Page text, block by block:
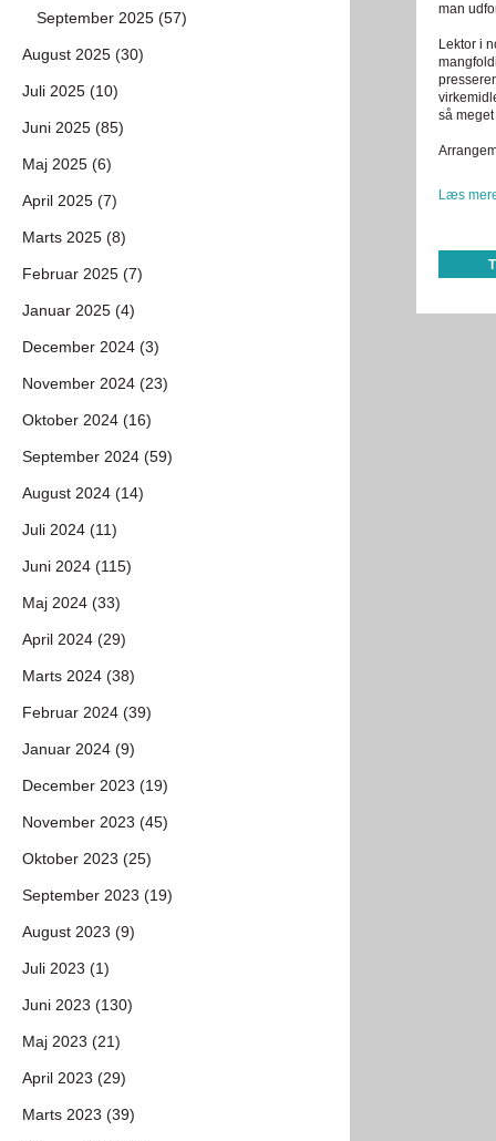
man
Lektor i
så
Læs
September 2025 (57)
August 2025 (30)
Juli 2025 (10)
Juni 2025 (85)
Maj 2025 (6)
April 2025 (7)
Marts 2025 (8)
Februar 2025 (7)
Januar 2025 (4)
December 2024 (3)
November 2024 (23)
Oktober 2024 (16)
September 2024 (59)
August 2024 (14)
Juli 2024 (11)
Juni 2024 (115)
Maj 2024 (33)
April 2024 (29)
Marts 2024 (38)
Februar 2024 (39)
Januar 2024 (9)
December 2023 (19)
November 2023 (45)
Oktober 2023 (25)
September 2023 (19)
August 2023 (9)
Juli 2023 (1)
Juni 2023 (130)
Maj 2023 (21)
April 2023 (29)
Marts 2023 (39)